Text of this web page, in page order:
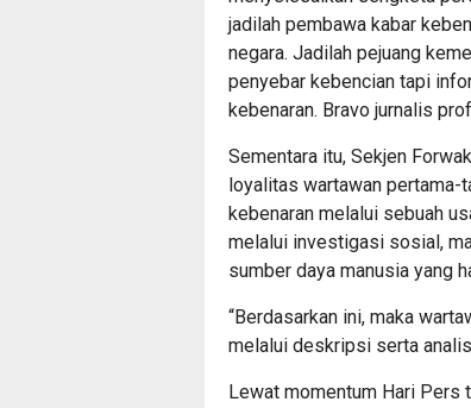
jadilah pembawa kabar
negara. Jadilah pejuang
penyebar kebencian tapi
kebenaran. Bravo jurnalis
Sementara itu, Sekjen
loyalitas wartawan pertama-
kebenaran melalui sebuah
melalui investigasi sosial,
sumber daya manusia yang
“Berdasarkan ini, maka
melalui deskripsi serta
Lewat momentum Hari Pers